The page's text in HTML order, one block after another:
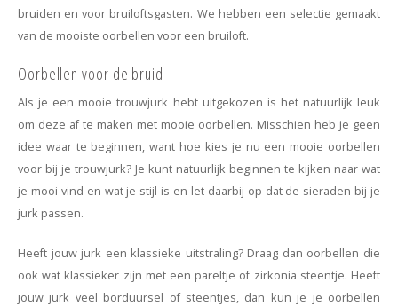
bruiden en voor bruiloftsgasten. We hebben een selectie gemaakt
van de mooiste oorbellen voor een bruiloft.
Oorbellen voor de bruid
Als je een mooie trouwjurk hebt uitgekozen is het natuurlijk leuk
om deze af te maken met mooie oorbellen. Misschien heb je geen
idee waar te beginnen, want hoe kies je nu een mooie oorbellen
voor bij je trouwjurk? Je kunt natuurlijk beginnen te kijken naar wat
je mooi vind en wat je stijl is en let daarbij op dat de sieraden bij je
jurk passen.
Heeft jouw jurk een klassieke uitstraling? Draag dan oorbellen die
ook wat klassieker zijn met een pareltje of zirkonia steentje. Heeft
jouw jurk veel borduursel of steentjes, dan kun je je oorbellen